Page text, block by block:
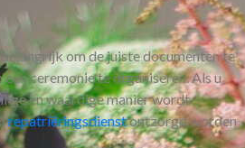
om de juiste documenten te
ceremonie te organiseren. Als u
en waardige manier wordt
repatriëringsdienstontzorgd worden